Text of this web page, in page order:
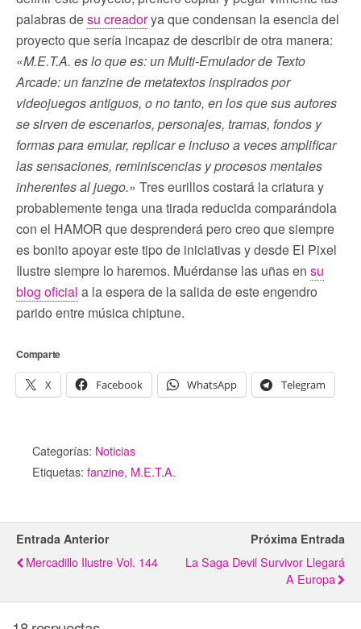
palabras desu creadorya que condensan la esencia del
proyecto que sería incapaz de describir de otra manera:
«M.E.T.A. es lo que es: un Multi-Emulador de Texto
Arcade: un fanzine de metatextos inspirados por
videojuegos antiguos, o no tanto, en los que sus autores
se sirven de escenarios, personajes, tramas, fondos y
formas para emular, replicar e incluso a veces amplificar
las sensaciones, reminiscencias y procesos mentales
inherentes al juego.» Tres eurillos costará la criatura y
probablemente tenga una tirada reducida comparándola
con el HAMOR que desprenderá pero creo que siempre
es bonito apoyar este tipo de iniciativas y desde El Pixel
Ilustre siempre lo haremos. Muérdanse las uñas en su
blog oficial a la espera de la salida de este engendro
parido entre música chiptune.
Comparte
X Facebook WhatsApp Telegram
Categorías: Noticias
Etiquetas: fanzine, M.E.T.A.
Entrada Anterior
Mercadillo Ilustre Vol. 144
Próxima Entrada
La Saga Devil Survivor Llegará
A Europa